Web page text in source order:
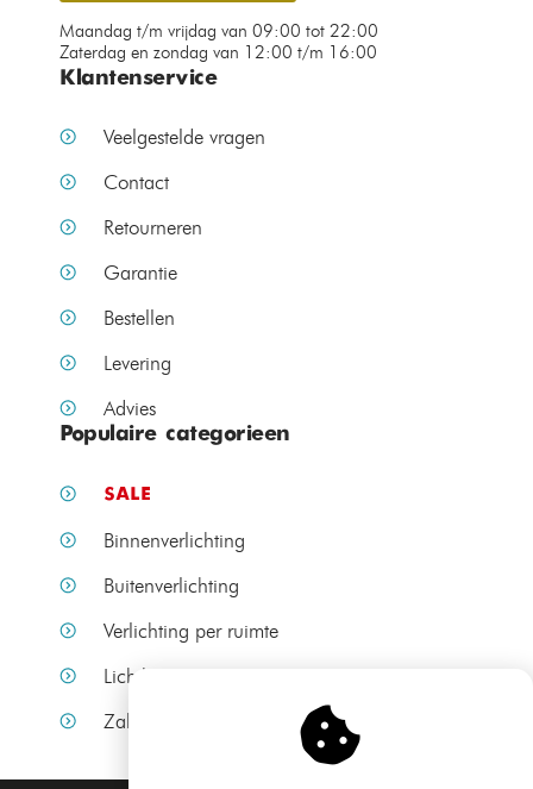
Maandag t/m vrijdag van 09:00 tot 22:00
Zaterdag en zondag van 12:00 t/m 16:00
Klantenservice
Veelgestelde vragen
Contact
Retourneren
Garantie
Bestellen
Levering
Advies
Populaire categorieen
SALE
Binnenverlichting
Buitenverlichting
Verlichting per ruimte
Lichtbronnen
Zakelijke verlichting